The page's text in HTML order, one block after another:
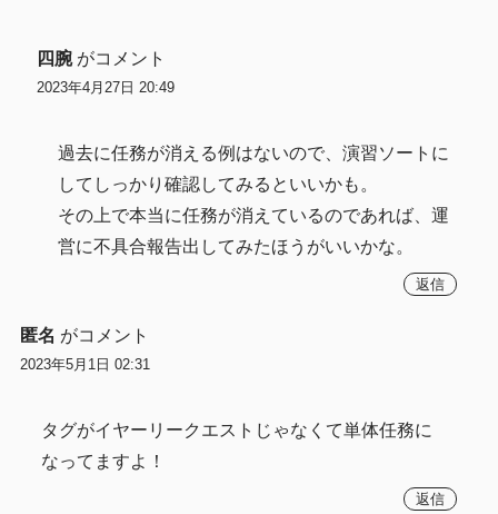
四腕 がコメント
2023年4月27日 20:49
過去に任務が消える例はないので、演習ソートに
してしっかり確認してみるといいかも。
その上で本当に任務が消えているのであれば、運
営に不具合報告出してみたほうがいいかな。
返信
匿名 がコメント
2023年5月1日 02:31
タグがイヤーリークエストじゃなくて単体任務に
なってますよ！
返信